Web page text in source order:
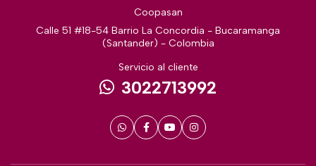
Coopasan
Calle 51 #18-54 Barrio La Concordia - Bucaramanga
(Santander) - Colombia
Servicio al cliente
3022713992